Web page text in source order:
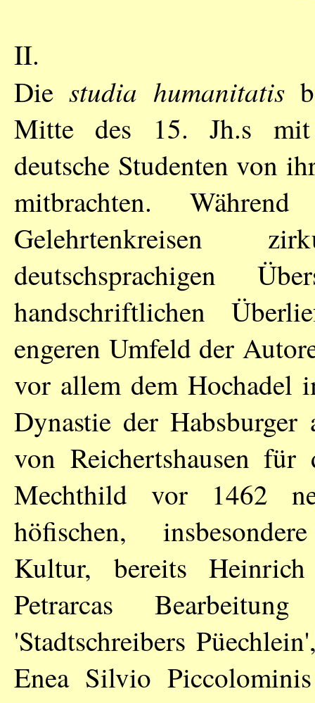
II.
Diestudia humanitatis
Mitte des 15. Jh.s mit
deutsche Studenten von
mitbrachten.
Gelehrtenkreisen
deutschsprachigen
handschriftlichen
engeren Umfeld der
vor allem dem Hochadel
Dynastie der Habsburger
von Reichertshausen
Mechthild vor 1462
höfischen,
Kultur, bereits
Petrarcas
'Stadtschreibers
Enea Silvio